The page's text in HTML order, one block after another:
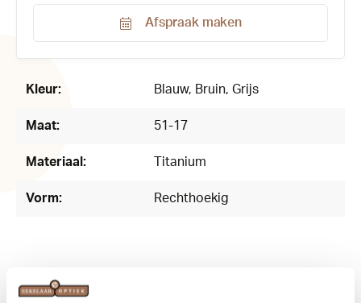
Afspraak maken
Kleur:
Blauw, Bruin, Grijs
Maat: 51-17
Materiaal: Titanium
Vorm: Rechthoekig